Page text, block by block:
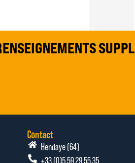
Contact
Hendaye (64)
+33 (0)5 59 29 55 35